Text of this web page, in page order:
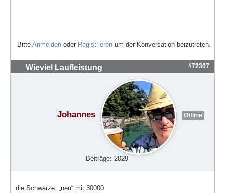
Bitte Anmelden oder Registrieren um der Konversation beizutreten.
Wieviel Laufleistung #72307
Johannes Offline
Beiträge: 2029
die Schwarze: „neu“ mit 30000